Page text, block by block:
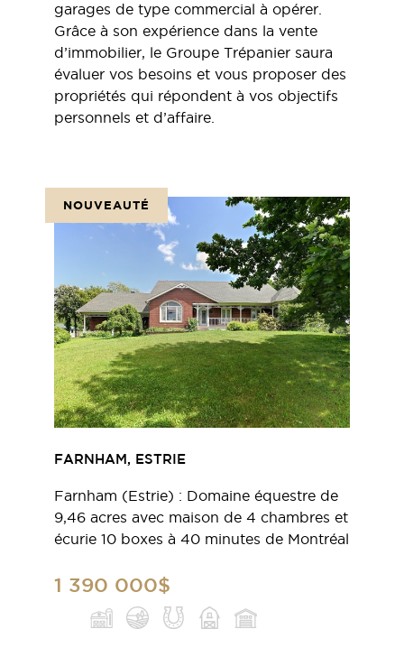
garages de type commercial à opérer.
Grâce à son expérience dans la vente
d’immobilier, le Groupe Trépanier saura
évaluer vos besoins et vous proposer des
propriétés qui répondent à vos objectifs
personnels et d’affaire.
NOUVEAUTÉ
FARNHAM, ESTRIE
Farnham (Estrie) : Domaine équestre de
9,46 acres avec maison de 4 chambres et
écurie 10 boxes à 40 minutes de Montréal
1 390 000$